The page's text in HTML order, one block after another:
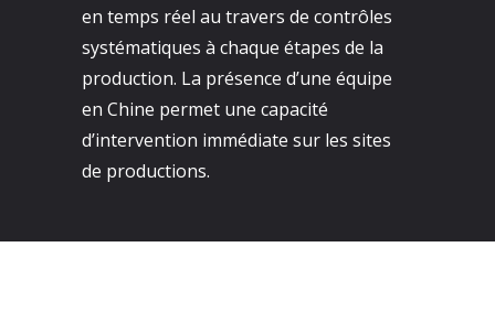
en temps réel au travers de contrôles
systématiques à chaque étapes de la
production. La présence d’une équipe
en Chine permet une capacité
d’intervention immédiate sur les sites
de productions.